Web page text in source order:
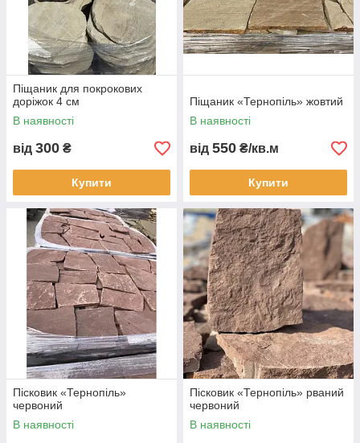
Піщаник для покрокових
доріжок 4 см
В наявності
від 300 ₴
Купити
Піщаник «Тернопіль» жовтий
В наявності
від 550 ₴/кв.м
Купити
Пісковик «Тернопіль»
червоний
В наявності
Пісковик «Тернопіль» рваний
червоний
В наявності